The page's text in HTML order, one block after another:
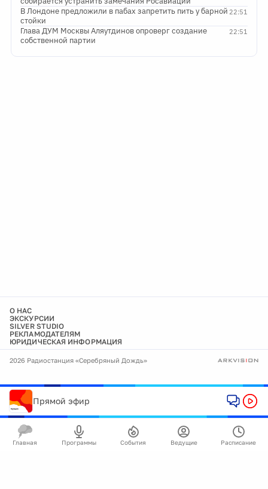
22:51
В Лондоне предложили в пабах запретить пить у барной
стойки
22:51
Глава ДУМ Москвы Аляутдинов опроверг создание
собственной партии
О НАС
ЭКСКУРСИИ
SILVER STUDIO
РЕКЛАМОДАТЕЛЯМ
ЮРИДИЧЕСКАЯ ИНФОРМАЦИЯ
2026 Радиостанция «Серебряный Дождь»
Прямой эфир
Главная Программы События Ведущие Расписание